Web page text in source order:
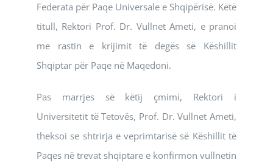
Federata për Paqe Universale e Shqipërisë. Këtë
titull, Rektori Prof. Dr. Vullnet Ameti, e pranoi
me rastin e krijimit të degës së Këshillit
Shqiptar për Paqe në Maqedoni.
Pas marrjes së këtij çmimi, Rektori i
Universitetit të Tetovës, Prof. Dr. Vullnet Ameti,
theksoi se shtrirja e veprimtarisë së Këshillit të
Paqes në trevat shqiptare e konfirmon vullnetin